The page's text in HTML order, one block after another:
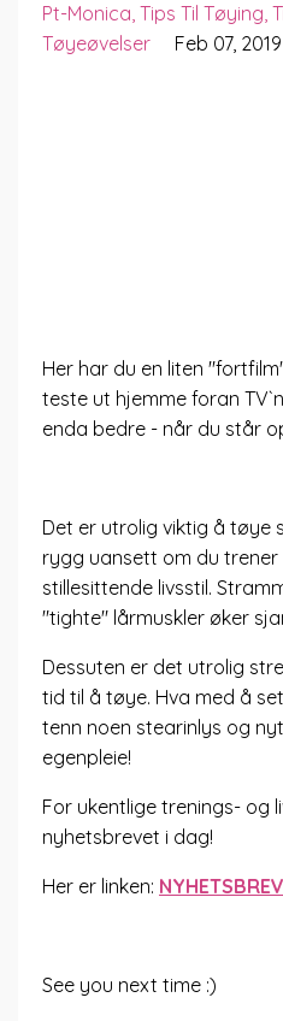
Pt-Monica Tips Til Tøying
Tøyeøvelser
Feb 07, 2019
Her har du en liten
teste ut hjemme foran
enda bedre - når du står
Det er utrolig viktig å tøye
rygg uansett om du trener
stillesittende livsstil.
"tighte" lårmuskler øker
Dessuten er det utrolig
tid til å tøye. Hva med å
tenn noen stearinlys og
egenpleie!
For ukentlige trenings- og
nyhetsbrevet i dag!
Her er linken:
See you next time :)